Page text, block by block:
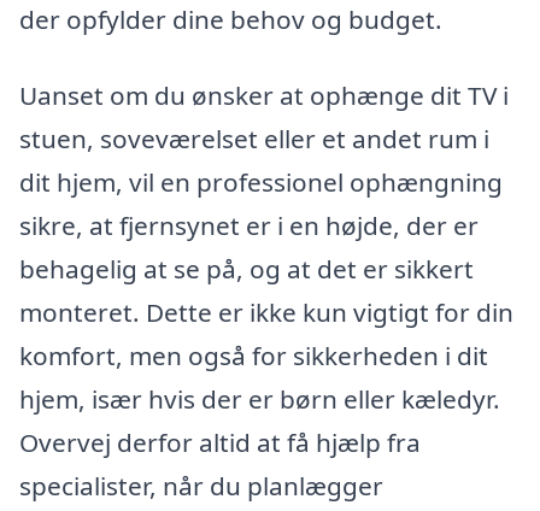
der opfylder dine behov og budget.
Uanset om du ønsker at ophænge dit TV i
stuen, soveværelset eller et andet rum i
dit hjem, vil en professionel ophængning
sikre, at fjernsynet er i en højde, der er
behagelig at se på, og at det er sikkert
monteret. Dette er ikke kun vigtigt for din
komfort, men også for sikkerheden i dit
hjem, især hvis der er børn eller kæledyr.
Overvej derfor altid at få hjælp fra
specialister, når du planlægger